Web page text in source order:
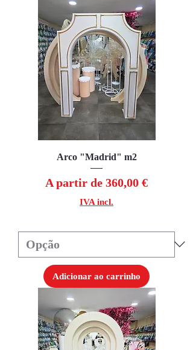
Arco "Madrid" m2
A partir de 360,00 €
Preço promocional
IVA incl.
Adicionar ao carrinho